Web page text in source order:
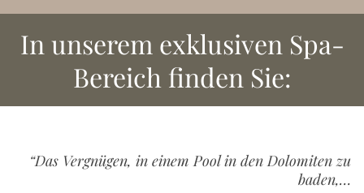
In unserem exklusiven Spa-
Bereich finden Sie:
“Das Vergnügen, in einem Pool in den Dolomiten zu
baden,…